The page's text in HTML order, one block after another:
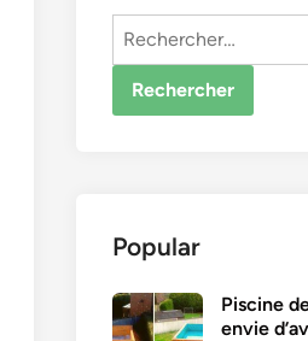
Rechercher :
Popular
Piscine
envie